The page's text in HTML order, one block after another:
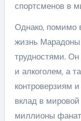
спортсменов в
Однако, помимо
жизнь
трудностями.
и алкоголем, а
контроверзиям
вклад в
миллионы